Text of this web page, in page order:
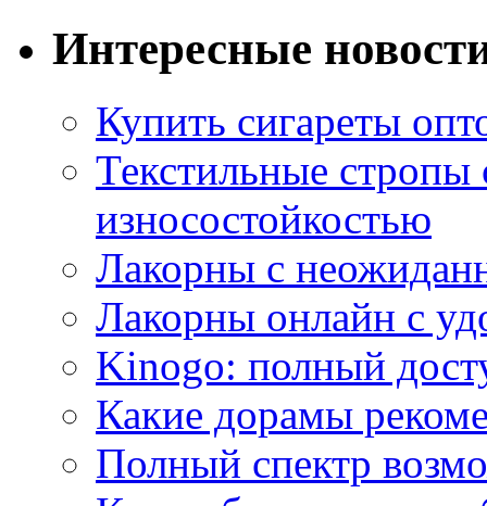
Интересные
Купить сигареты
Текстильные
износостойкостью
Лакорны с
Лакорны онлайн с
Kinogo: полный
Какие дорамы
Полный спектр